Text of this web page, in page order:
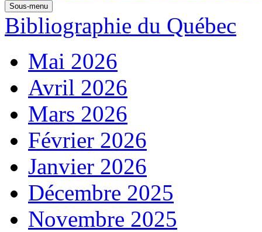
Sous-menu
Bibliographie du Québec
Mai 2026
Avril 2026
Mars 2026
Février 2026
Janvier 2026
Décembre 2025
Novembre 2025